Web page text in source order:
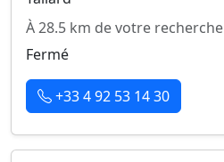
À 28.5 km de votre recherche
Fermé
+33 4 92 53 14 30